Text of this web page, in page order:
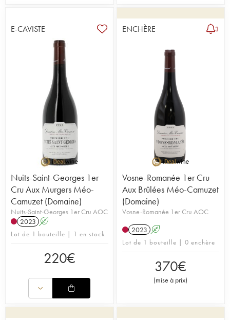
E-CAVISTE
Nuits-Saint-Georges 1er
Cru Aux Murgers Méo-
Camuzet (Domaine)
Nuits-Saint-Georges 1er Cru AOC
2023 A
Lot de 1 bouteille | 1 en stock
220€
ENCHÈRE 3
Vosne-Romanée 1er Cru
Aux Brûlées Méo-Camuzet
(Domaine)
Vosne-Romanée 1er Cru AOC
2023 A
Lot de 1 bouteille | 0 enchère
370€
(mise à prix)